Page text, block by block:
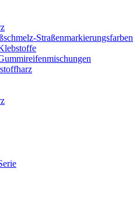
Straßenmarkierungsfarben